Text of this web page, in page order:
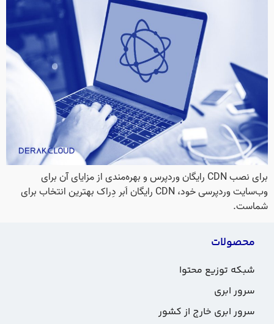
برای نصب CDN رایگان وردپرس و بهره‌مندی از مزایای آن برای
وب‌سایت وردپرسی خود، CDN رایگان اَبر دِراک بهترین انتخاب برای
شماست.
محصولات
شبکه توزیع محتوا
سرور ابری
سرور ابری خارج از کشور